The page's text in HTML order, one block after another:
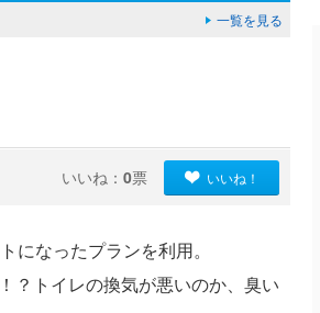
一覧を見る
いいね： 0票 いいね！
になったプランを利用。
？トイレの換気が悪いのか、臭い